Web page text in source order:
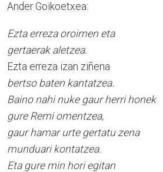
Ander Goikoetxea:
Ezta erreza oroimen eta
gertaerak aletzea.
Ezta erreza izan ziñena
bertso baten kantatzea.
Baino nahi nuke gaur herri honek
gure Remi omentzea,
gaur hamar urte gertatu zena
munduari kontatzea.
Eta gure min hori egitan